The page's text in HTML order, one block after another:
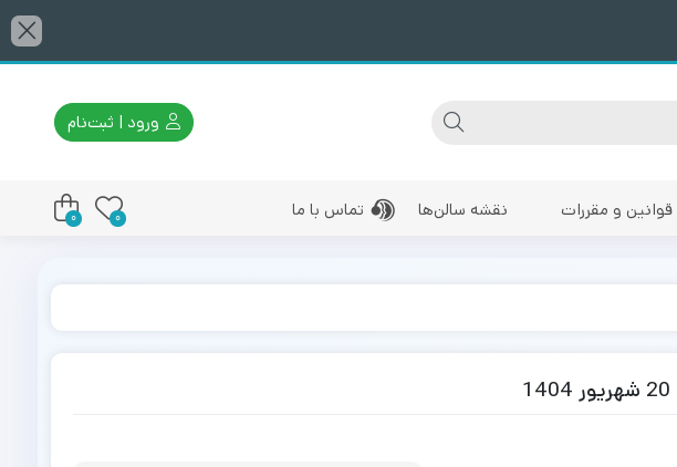
ورود | ثبت‌نام
قوانین و مقررات نقشه سالن‌ها تماس با ما 0
0